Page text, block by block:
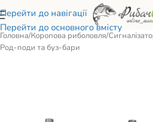
Перейти до навігації
Перейти до основного вмісту
Головна/Коропова риболовля/
Род-поди та буз-бари